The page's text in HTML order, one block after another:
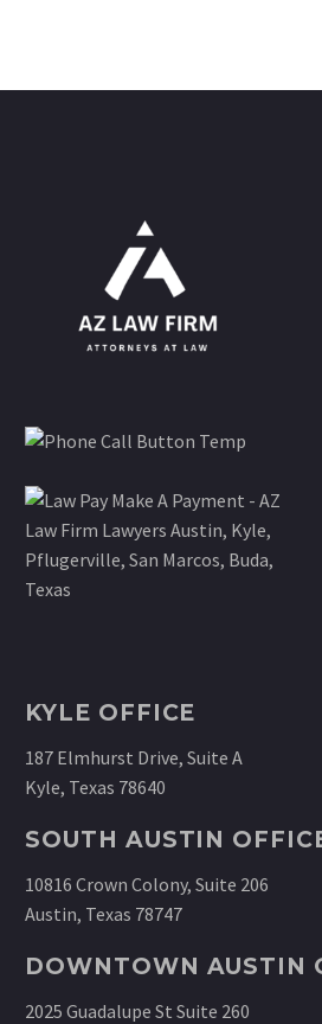
KYLE OFFICE
187 Elmhurst Drive, Suite A
Kyle, Texas 78640
SOUTH AUSTIN
10816 Crown Colony, Suite 206
Austin, Texas 78747
DOWNTOWN AUSTIN
2025 Guadalupe St Suite 260